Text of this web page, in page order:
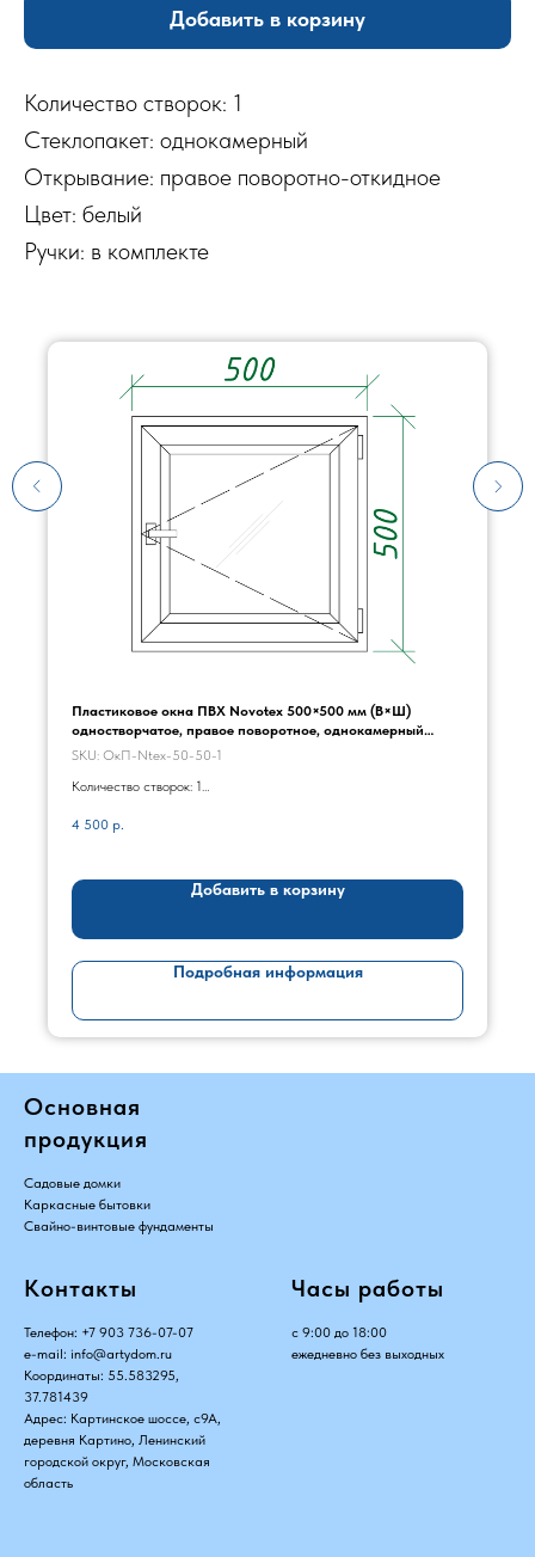
Добавить в корзину
Количество створок: 1
Стеклопакет: однокамерный
Открывание: правое поворотно-откидное
Цвет: белый
Ручки: в комплекте
Пластиковое окна ПВХ Novotex 500×500 мм (В×Ш)
одностворчатое, правое поворотное, однокамерный
стеклопакет, цвет белый
SKU: ОкП-Ntex-50-50-1
Количество створок: 1
Открывание: правое поворотное
4 500 р.
Добавить в корзину
Подробная информация
Основная
продукция
Садовые домки
Каркасные бытовки
Свайно-винтовые фундаменты
Контакты
Телефон: +7 903 736-07-07
e-mail: info@artydom.ru
Координаты: 55.583295,
37.781439
Адрес: Картинское шоссе, с9А,
деревня Картино, Ленинский
городской округ, Московская
область
Часы работы
с 9:00 до 18:00
ежедневно без выходных